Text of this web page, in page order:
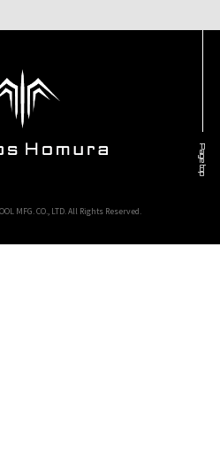
MFG. CO., LTD. All Rights Reserved.
Page top